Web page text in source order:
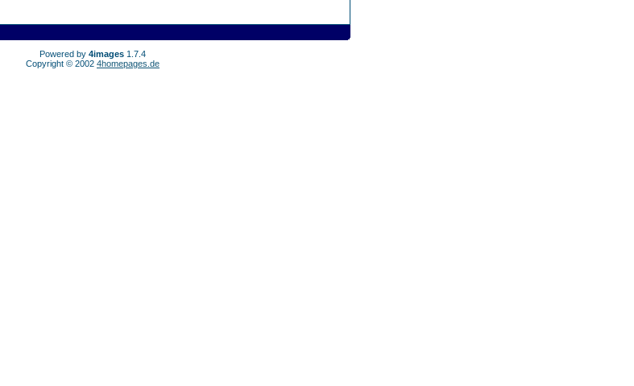
Powered by 4images 1.7.4
Copyright © 2002 4homepages.de